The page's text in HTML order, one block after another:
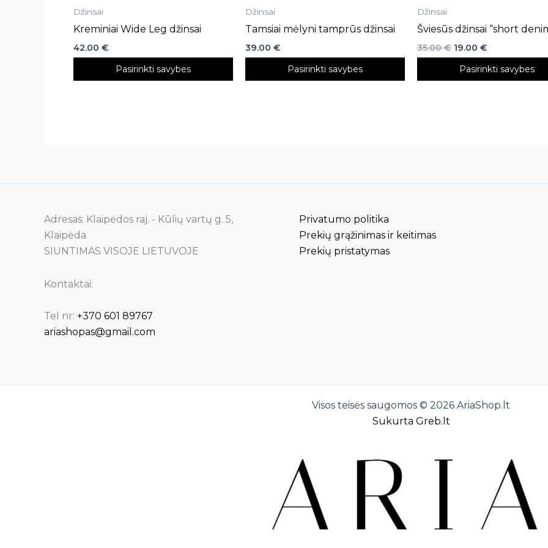
Džinsai
Kreminiai Wide Leg džinsai
42.00 €
Pasirinkti savybes
page
Džinsai
Tamsiai mėlyni tamprūs džinsai
39.00 €
Pasirinkti savybes
page
Džinsai
Šviesūs džinsai “short
35.00€ 19.00 €
Pasirinkti savybes
page
Adresas: Klaipėdos raj. - Kūlių vartų g. 5,
Klaipėda
SIUNTIMAS VISOJE LIETUVOJE
Kontaktai:
Tel nr: +370 601 89767
ariashopas@gmail.com
Privatumo politika
Prekių grąžinimas ir keitimas
Prekių pristatymas
Visos teisės saugomos © 2026 AriaShop.lt
Sukurta Greb.lt